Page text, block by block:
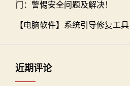
门：警惕安全问题及解决！
【电脑软件】系统引导修复工
近期评论